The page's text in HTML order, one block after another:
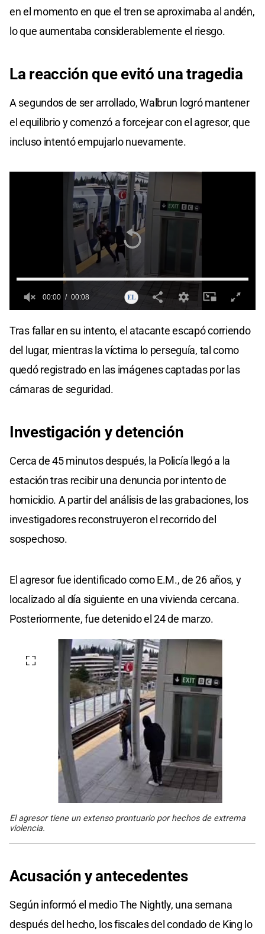
en el momento en que el tren se aproximaba al andén,
lo que aumentaba considerablemente el riesgo.
La reacción que evitó una tragedia
A segundos de ser arrollado, Walbrun logró mantener
el equilibrio y comenzó a forcejear con el agresor, que
incluso intentó empujarlo nuevamente.
of
seconds
00:00 00:08
Tras fallar en su intento, el atacante escapó corriendo
del lugar, mientras la víctima lo perseguía, tal como
quedó registrado en las imágenes captadas por las
cámaras de seguridad.
Investigación ydetención
Cerca de 45 minutos después, la Policía llegó a la
estación tras recibir una denuncia por intento de
homicidio. A partir del análisis de las grabaciones, los
investigadores reconstruyeron el recorrido del
sospechoso.
El agresor fue identificado como E.M., de 26 años, y
localizado al día siguiente en una vivienda cercana.
Posteriormente, fue detenido el 24 de marzo.
El agresor tiene un extenso prontuario por hechos de extrema
violencia.
Acusación y antecedentes
Según informó el medio The Nightly, una semana
después del hecho, los fiscales del condado de King lo